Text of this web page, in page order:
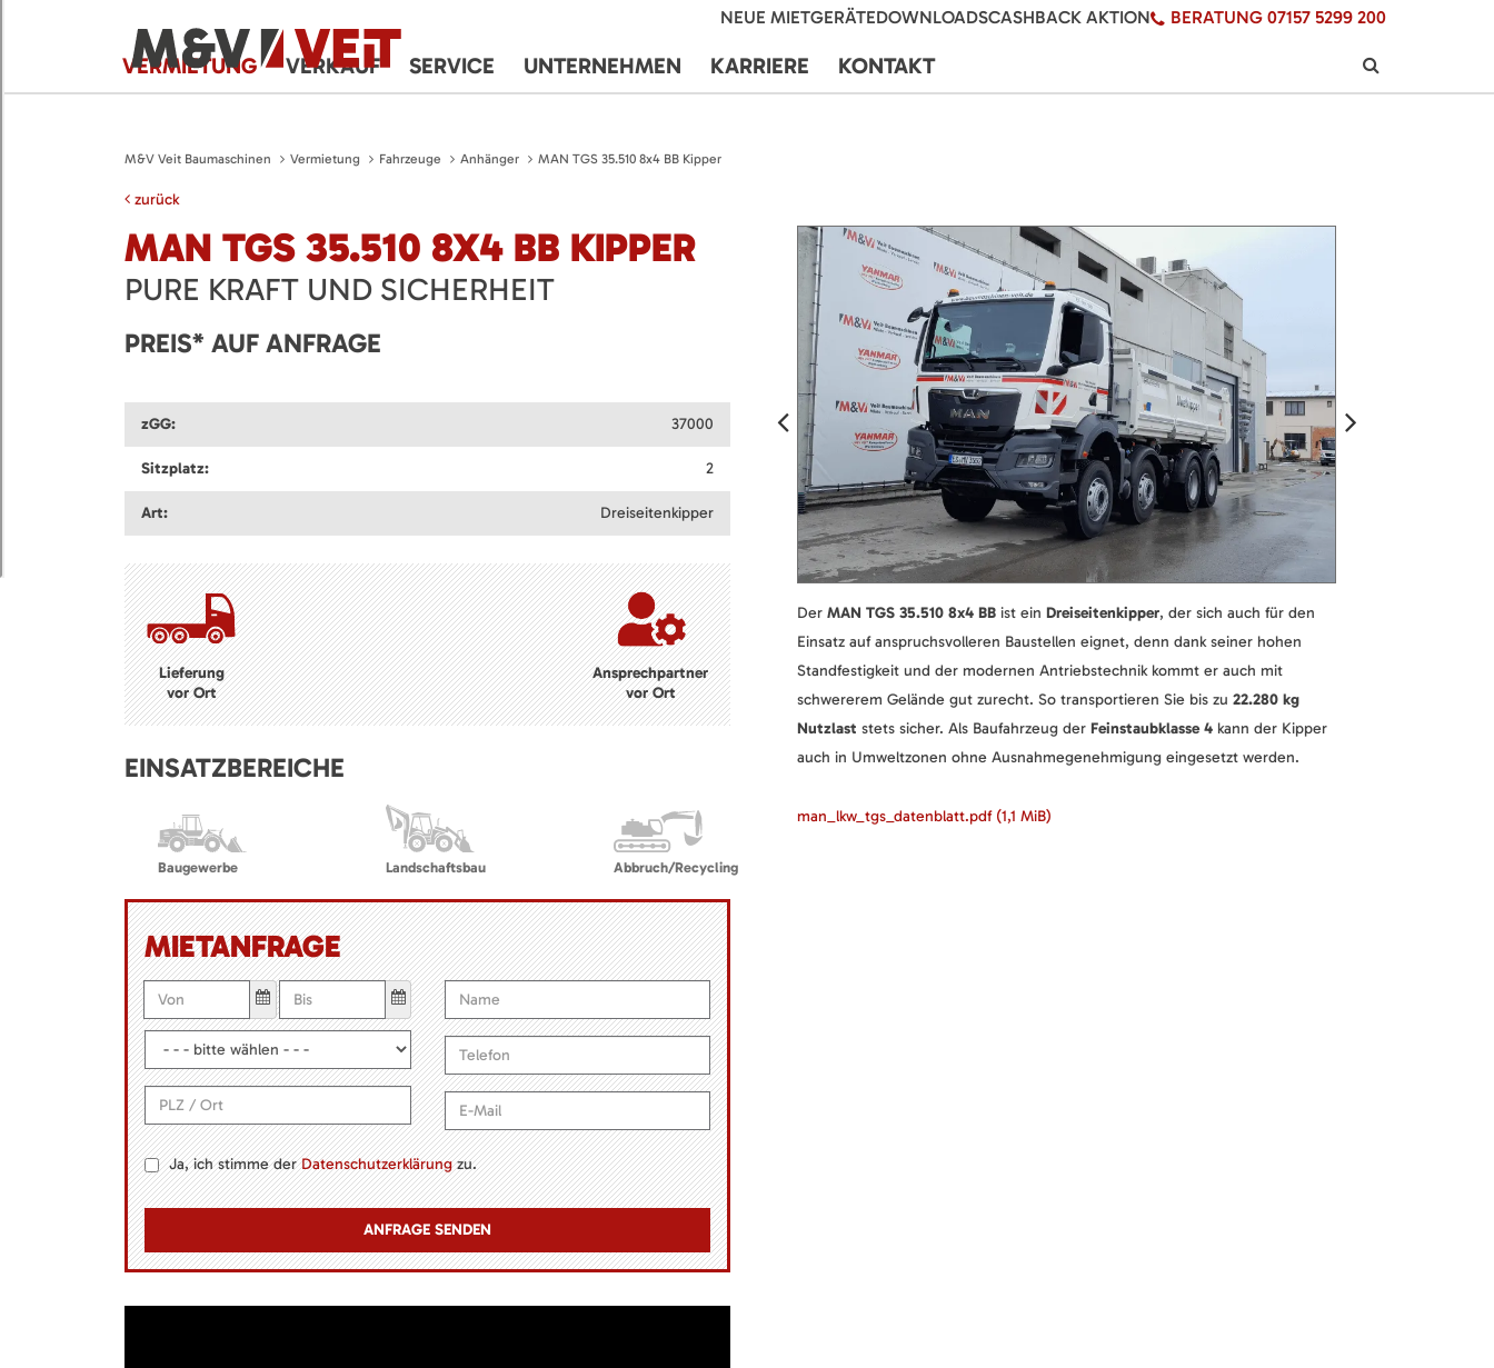
NEUE MIETGERÄTEDOWNLOADSCASHBACK AKTION BERATUNG 07157 5299 200
VERMIETUNG VERKAUF SERVICE UNTERNEHMEN KARRIERE KONTAKT
M&V Veit Baumaschinen Vermietung Fahrzeuge Anhänger MAN TGS 35.510 8x4 BB Kipper
zurück
MAN TGS 35.510 8X4 BB KIPPER
PURE KRAFT UND SICHERHEIT
PREIS* AUF ANFRAGE
zGG: 37000
Sitzplatz: 2
Art: Dreiseitenkipper
Lieferung
vor Ort
Ansprechpartner
vor Ort
EINSATZBEREICHE
Baugewerbe Landschaftsbau Abbruch/Recycling
MIETANFRAGE
Ja, ich stimme derDatenschutzerklärungzu.
Der MAN TGS 35.510 8x4 BB ist ein Dreiseitenkipper, der sich auch für den
Einsatz auf anspruchsvolleren Baustellen eignet, denn dank seiner hohen
Standfestigkeit und der modernen Antriebstechnik kommt er auch mit
schwererem Gelände gut zurecht. So transportieren Sie bis zu 22.280 kg
Nutzlast stets sicher. Als Baufahrzeug der Feinstaubklasse 4 kann der Kipper
auch in Umweltzonen ohne Ausnahmegenehmigung eingesetzt werden.
man_lkw_tgs_datenblatt.pdf (1,1 MiB)